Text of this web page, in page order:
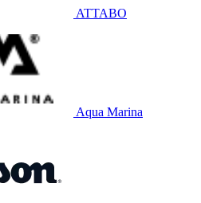
ATTABO
Aqua Marina